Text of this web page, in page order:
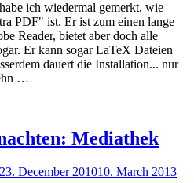
ich wiedermal gemerkt, wie
PDF" ist. Er ist zum einen lange
Reader, bietet aber doch alle
Er kann sogar LaTeX Dateien
dauert die Installation... nur
…
Mediathek
23. December 201010. March 2013